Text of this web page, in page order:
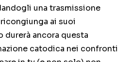
una trasmissione
ai suoi
durerà ancora questa
catodica nei confronti